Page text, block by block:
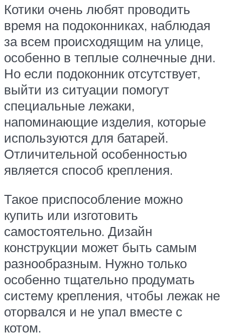
Котики очень любят проводить
время на подоконниках, наблюдая
за всем происходящим на улице,
особенно в теплые солнечные дни.
Но если подоконник отсутствует,
выйти из ситуации помогут
специальные лежаки,
напоминающие изделия, которые
используются для батарей.
Отличительной особенностью
является способ крепления.
Такое приспособление можно
купить или изготовить
самостоятельно. Дизайн
конструкции может быть самым
разнообразным. Нужно только
особенно тщательно продумать
систему крепления, чтобы лежак не
оторвался и не упал вместе с
котом.